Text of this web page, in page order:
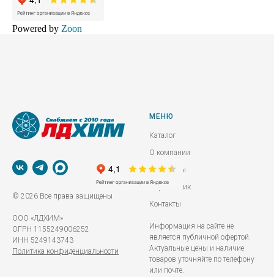
Powered by Zoon
© 2026 Все права защищены
ООО «ЛДХИМ»
ОГРН 1155249006252
ИНН 5249143743
Политика конфиденциальности
МЕНЮ
Каталог
О компании
Реквизиты
Справочник
Контакты
Информация на сайте не
является публичной офертой.
Актуальные цены и наличие
товаров уточняйте по телефону
или почте.